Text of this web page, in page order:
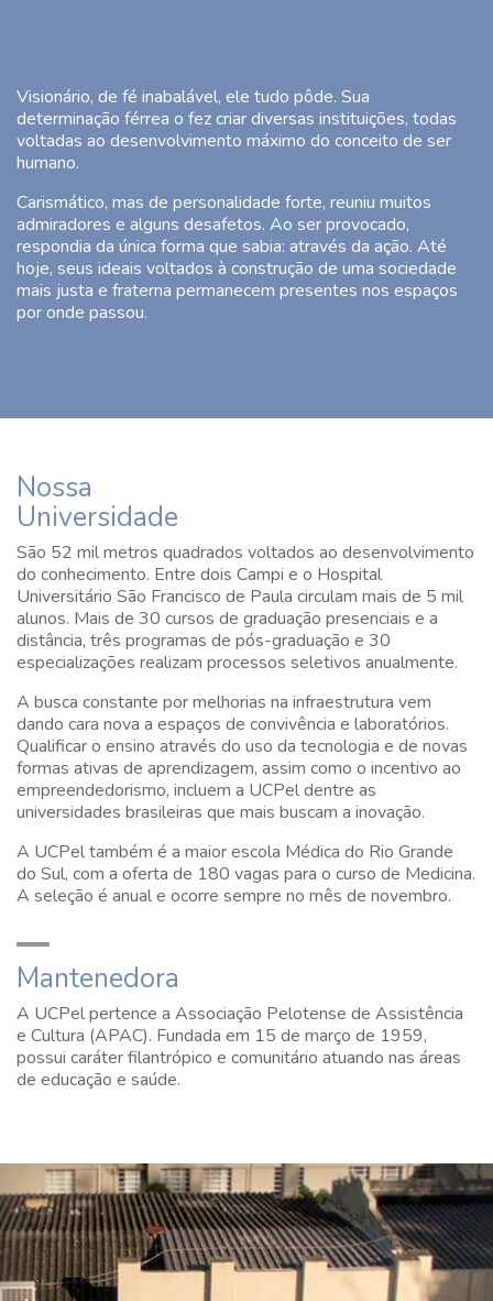
Visionário, de fé inabalável, ele tudo pôde. Sua
determinação férrea o fez criar diversas instituições, todas
voltadas ao desenvolvimento máximo do conceito de ser
humano.
Carismático, mas de personalidade forte, reuniu muitos
admiradores e alguns desafetos. Ao ser provocado,
respondia da única forma que sabia: através da ação. Até
hoje, seus ideais voltados à construção de uma sociedade
mais justa e fraterna permanecem presentes nos espaços
por onde passou.
Nossa
Universidade
São 52 mil metros quadrados voltados ao desenvolvimento
do conhecimento. Entre dois Campi e o Hospital
Universitário São Francisco de Paula circulam mais de 5 mil
alunos. Mais de 30 cursos de graduação presenciais e a
distância, três programas de pós-graduação e 30
especializações realizam processos seletivos anualmente.
A busca constante por melhorias na infraestrutura vem
dando cara nova a espaços de convivência e laboratórios.
Qualificar o ensino através do uso da tecnologia e de novas
formas ativas de aprendizagem, assim como o incentivo ao
empreendedorismo, incluem a UCPel dentre as
universidades brasileiras que mais buscam a inovação.
A UCPel também é a maior escola Médica do Rio Grande
do Sul, com a oferta de 180 vagas para o curso de Medicina.
A seleção é anual e ocorre sempre no mês de novembro.
Mantenedora
A UCPel pertence a Associação Pelotense de Assistência
e Cultura (APAC). Fundada em 15 de março de 1959,
possui caráter filantrópico e comunitário atuando nas áreas
de educação e saúde.